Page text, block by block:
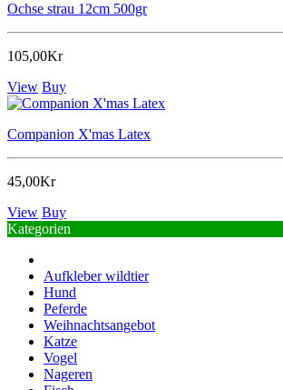
Ochse strau 12cm 500gr
105,00Kr
View Buy
Companion X'mas Latex
45,00Kr
View Buy
Kategorien
Aufkleber wildtier
Hund
Peferde
Weihnachtsangebot
Katze
Vogel
Nageren